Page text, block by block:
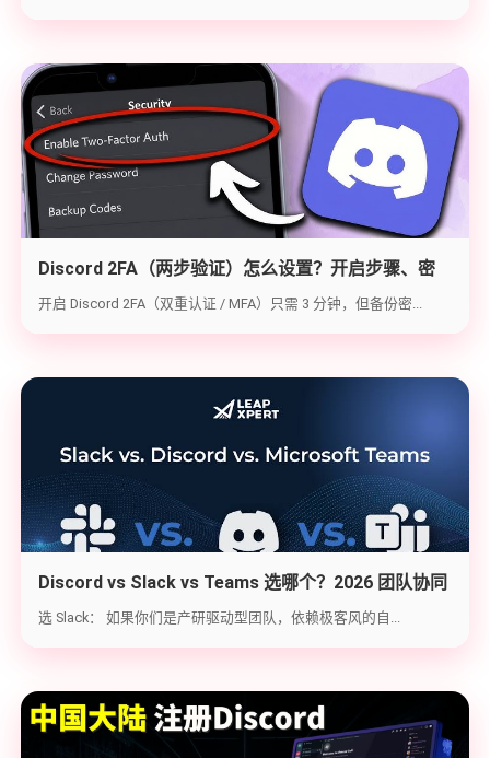
Discord 2FA（两步验证）怎么设置？开启步骤、密
钥备份与炸号救急（2026实战版）
开启 Discord 2FA（双重认证 / MFA）只需 3 分钟，但备份密...
Discord vs Slack vs Teams 选哪个？2026 团队协同
工具实战选型指南
选 Slack： 如果你们是产研驱动型团队，依赖极客风的自...